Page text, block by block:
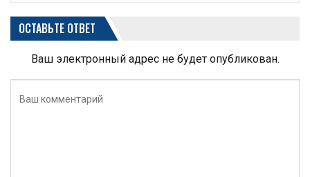
ОСТАВЬТЕ ОТВЕТ
Ваш электронный адрес не будет опубликован.